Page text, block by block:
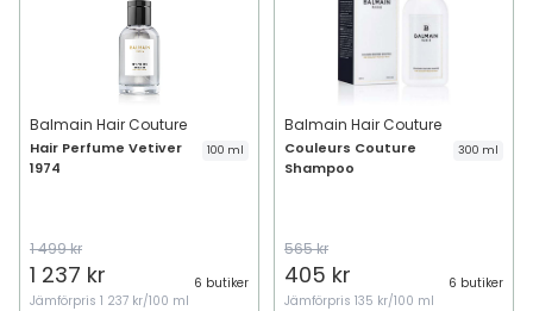
Balmain Hair Couture
Hair Perfume Vetiver
1974
100 ml
1 499 kr
1 237 kr
6 butiker
Jämförpris 1 237 kr/100 ml
Balmain Hair Couture
Couleurs Couture
Shampoo
300 ml
565 kr
405 kr
6 butiker
Jämförpris 135 kr/100 ml